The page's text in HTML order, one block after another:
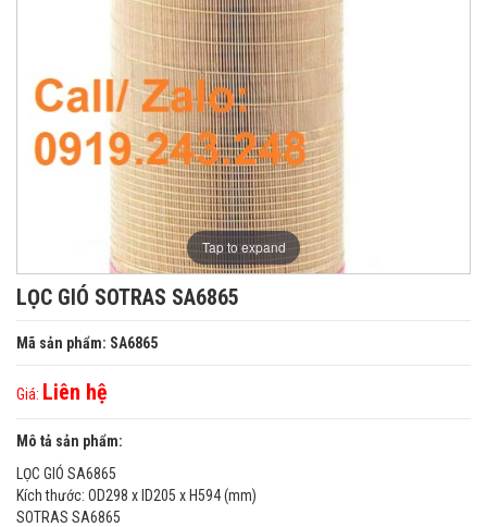
Tap to expand
LỌC GIÓ SOTRAS SA6865
Mã sản phẩm: SA6865
Giá: Liên hệ
Mô tả sản phẩm:
LỌC GIÓ SA6865
Kích thước: OD298 x ID205 x H594 (mm)
SOTRAS SA6865